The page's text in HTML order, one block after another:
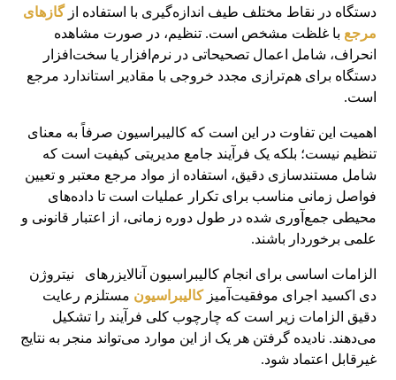
دستگاه در نقاط مختلف طیف اندازه‌گیری با استفاده از گازهای
مرجع با غلظت مشخص است. تنظیم، در صورت مشاهده
انحراف، شامل اعمال تصحیحاتی در نرم‌افزار یا سخت‌افزار
دستگاه برای هم‌ترازی مجدد خروجی با مقادیر استاندارد مرجع
است.
اهمیت این تفاوت در این است که کالیبراسیون صرفاً به معنای
تنظیم نیست؛ بلکه یک فرآیند جامع مدیریتی کیفیت است که
شامل مستندسازی دقیق، استفاده از مواد مرجع معتبر و تعیین
فواصل زمانی مناسب برای تکرار عملیات است تا داده‌های
محیطی جمع‌آوری شده در طول دوره زمانی، از اعتبار قانونی و
علمی برخوردار باشند.
الزامات اساسی برای انجام کالیبراسیون آنالایزرهای نیتروژن
دی اکسید اجرای موفقیت‌آمیز کالیبراسیون مستلزم رعایت
دقیق الزامات زیر است که چارچوب کلی فرآیند را تشکیل
می‌دهند. نادیده گرفتن هر یک از این موارد می‌تواند منجر به نتایج
غیرقابل اعتماد شود.